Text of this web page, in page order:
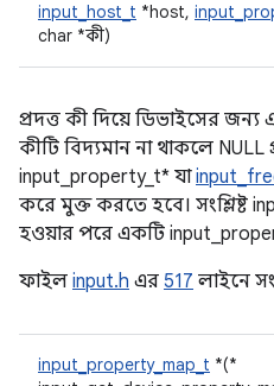
input_host_t *host,
char *কী)
প্রদত্ত কী দিয়ে ডিভাইসের
কীটি বিদ্যমান না থাকলে
input_property_t* যা
করে মুক্ত করতে হবে। সংশ্লিষ্ট
হওয়ার পরে একটি
ফাইল input.h এর 517 লাইনে
input_property_map_t *(*